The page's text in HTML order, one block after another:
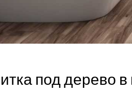
под дерево